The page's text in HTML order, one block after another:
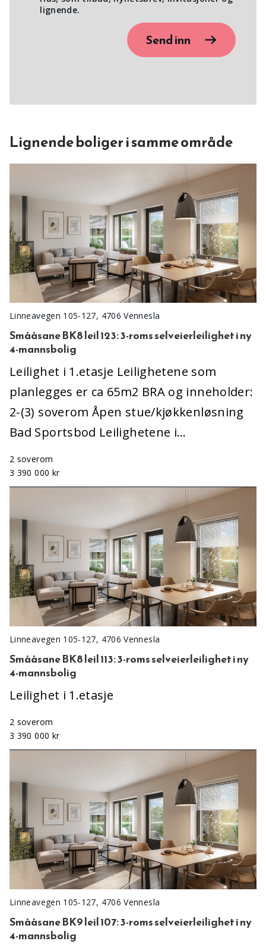
lignende.
Send inn
Lignende boliger i samme område
Linneavegen 105-127, 4706 Vennesla
Smååsane BK8 leil 123: 3-roms selveierleilighet i ny
4-mannsbolig
Leilighet i 1.etasje Leilighetene som
planlegges er ca 65m2 BRA og inneholder:
2-(3) soverom Åpen stue/kjøkkenløsning
Bad Sportsbod Leilighetene i…
2 soverom
3 390 000 kr
Linneavegen 105-127, 4706 Vennesla
Smååsane BK8 leil 113: 3-roms selveierleilighet i ny
4-mannsbolig
Leilighet i 1.etasje
2 soverom
3 390 000 kr
Linneavegen 105-127, 4706 Vennesla
Smååsane BK9 leil 107: 3-roms selveierleilighet i ny
4-mannsbolig